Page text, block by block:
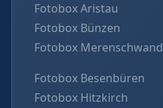
Fotobox Aristau
Fotobox Bünzen
Fotobox Merenschwand
Fotobox Besenbüren
Fotobox Hitzkirch